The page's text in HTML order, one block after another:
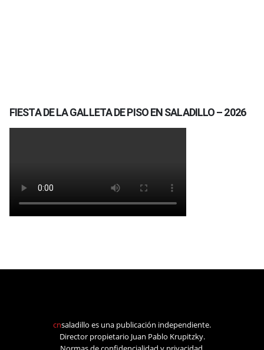
FIESTA DE LA GALLETA DE PISO EN SALADILLO – 2026
cnsaladillo es una publicación independiente.
Director propietario Juan Pablo Krupitzky.